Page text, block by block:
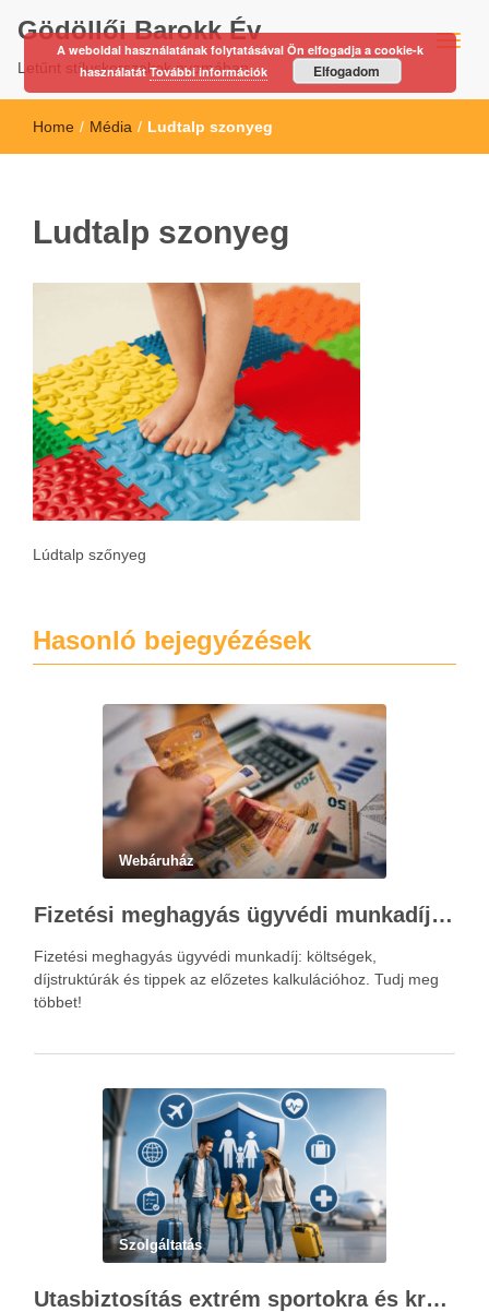
Gödöllői Barokk Év
Letűnt stíluskorszakok nyomában…
Home / Média / Ludtalp szonyeg
Ludtalp szonyeg
Lúdtalp szőnyeg
Hasonló bejegyézések
Webáruház
Fizetési meghagyás ügyvédi munkadíja: teljes költségvetési útmutató
Fizetési meghagyás ügyvédi munkadíj: költségek,
díjstruktúrák és tippek az előzetes kalkulációhoz. Tudj meg
többet!
Szolgáltatás
Utasbiztosítás extrém sportokra és krónikus betegségek esetén: mire figyelj utazás előtt?
A weboldal használatának folytatásával Ön elfogadja a cookie-k
használatátTovábbi információk Elfogadom